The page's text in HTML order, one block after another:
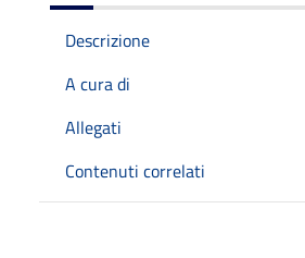
Descrizione
A cura di
Allegati
Contenuti correlati